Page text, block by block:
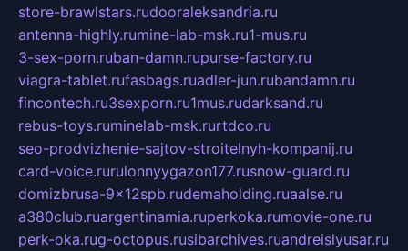
store-brawlstars.rudooraleksandria.ru
antenna-highly.rumine-lab-msk.ru1-mus.ru
3-sex-porn.ruban-damn.rupurse-factory.ru
viagra-tablet.rufasbags.ruadler-jun.rubandamn.ru
fincontech.ru3sexporn.ru1mus.rudarksand.ru
rebus-toys.ruminelab-msk.rurtdco.ru
seo-prodvizhenie-sajtov-stroitelnyh-kompanij.ru
card-voice.rurulonnyygazon177.rusnow-guard.ru
domizbrusa-9x12spb.rudemaholding.ruaalse.ru
a380club.ruargentinamia.ruperkoka.rumovie-one.ru
perk-oka.rug-octopus.rusibarchives.ruandreislyusar.ru